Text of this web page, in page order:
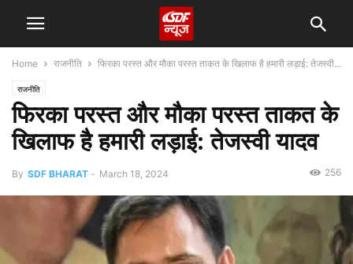
Home राजनीति फिरका परस्त और मौका परस्त ताकत के खिलाफ है हमारी लड़ाई: तेजस्वी...
राजनीति
फिरका परस्त और मौका परस्त ताकत के
खिलाफ है हमारी लड़ाई: तेजस्वी यादव
By SDF BHARAT - March 18, 2024 256